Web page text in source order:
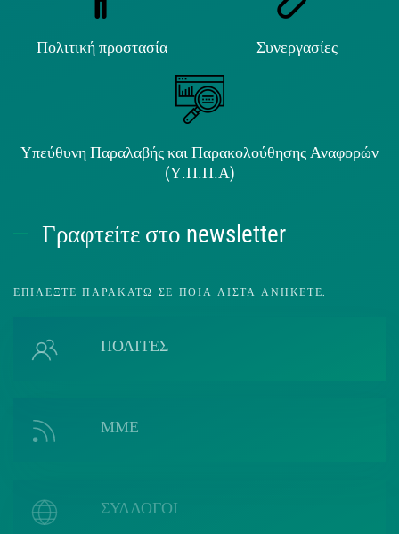
Πολιτική προστασία Συνεργασίες
Υπεύθυνη Παραλαβής και Παρακολούθησης Αναφορών
(Υ.Π.Π.Α)
Γραφτείτε στο newsletter
ΕΠΙΛΈΞΤΕ ΠΑΡΑΚΆΤΩ ΣΕ ΠΟΙΑ ΛΊΣΤΑ ΑΝΉΚΕΤΕ.
ΠΟΛΙΤΕΣ
ΜΜΕ
ΣΥΛΛΟΓΟΙ